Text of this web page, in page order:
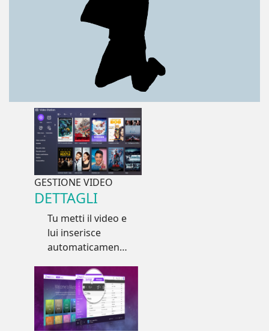
GESTIONE VIDEO
DETTAGLI
Tu metti il video e
lui inserisce
automaticamente
regista, sottotitoli
e altri dati per
una esperienza
d'uso migliorata